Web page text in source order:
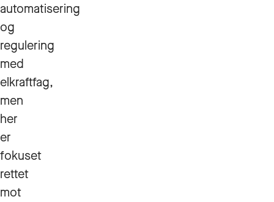
automatisering
og
regulering
med
elkraftfag,
men
her
er
fokuset
rettet
mot